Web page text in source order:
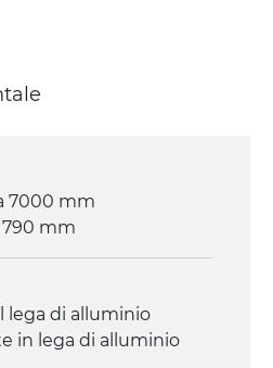
7000 mm
790 mm
lega di alluminio
in lega di alluminio